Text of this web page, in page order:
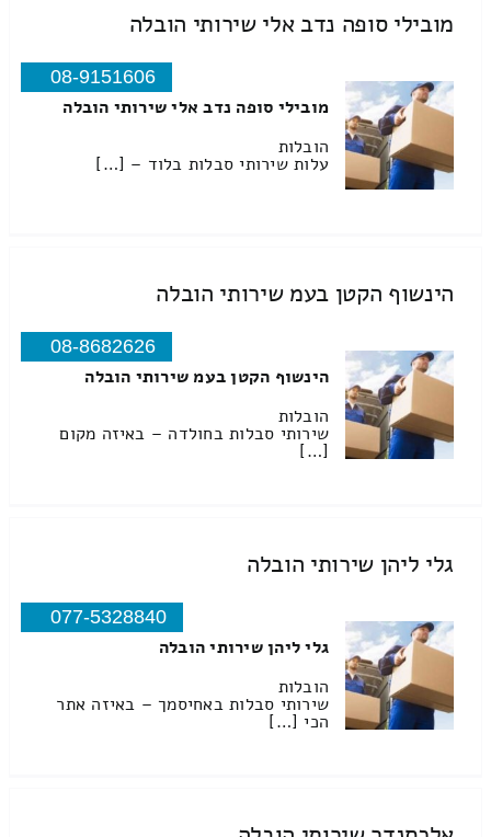
מובילי סופה נדב אלי שירותי הובלה
08-9151606
מובילי סופה נדב אלי שירותי הובלה
הובלות
עלות שירותי סבלות בלוד – […]
הינשוף הקטן בעמ שירותי הובלה
08-8682626
הינשוף הקטן בעמ שירותי הובלה
הובלות
שירותי סבלות בחולדה – באיזה מקום
[…]
גלי ליהן שירותי הובלה
077-5328840
גלי ליהן שירותי הובלה
הובלות
שירותי סבלות באחיסמך – באיזה אתר
הכי […]